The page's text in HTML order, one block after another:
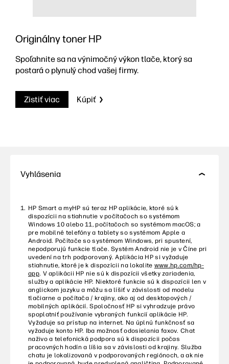
Originálny toner HP
Spoľahnite sa na výnimočný výkon tlače, ktorý sa
postará o plynulý chod vašej firmy.
Zistiť viac Kúpiť
Vyhlásenia
dispozícii na stiahnutie v počítačoch so systémom
Windows 10 alebo 11, počítačoch so systémom macOS; a
pre mobilné telefóny a tablety so systémom Apple a
Android. Počítače so systémom Windows, pri spustení,
nepodporujú funkcie tlače. Systém Android nie je v Číne pri
uvedení na trh podporovaný. Aplikácia HP si vyžaduje
stiahnutie, ktoré je k dispozícii na lokalite www.hp.com/hp-
app. V aplikácii HP nie sú k dispozícii všetky zariadenia,
služby a aplikácie HP. Niektoré funkcie sú k dispozícii len v
anglickom jazyku a môžu sa líšiť v závislosti od modelu
tlačiarne a počítača / krajiny, ako aj od desktopových /
mobilných aplikácií. Spoločnosť HP si vyhradzuje právo
spoplatniť používanie vybraných funkcií aplikácie HP.
Vyžaduje sa prístup na internet. Na úplnú funkčnosť sa
vyžaduje konto HP. Iba možnosť odosielania faxov. Chat
naživo a telefonická podpora sú k dispozícii počas
pracovných hodín a líšia sa v závislosti od krajiny. Služba
chatu je lokalizovaná v podporovaných regiónoch, a ak nie
je podporovaná, bude predvolená angličtina. Podporované